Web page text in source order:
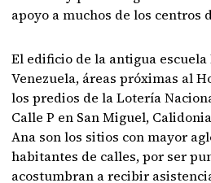
apoyo a muchos de los centros
El edificio de la antigua escuela
Venezuela, áreas próximas al
los predios de la Lotería
Calle P en San Miguel,
Ana son los sitios con mayor
habitantes de calles, por ser
acostumbran a recibir